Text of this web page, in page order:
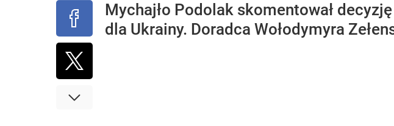
Mychajło Podolak skomentował
dla Ukrainy. Doradca Wołodymyra